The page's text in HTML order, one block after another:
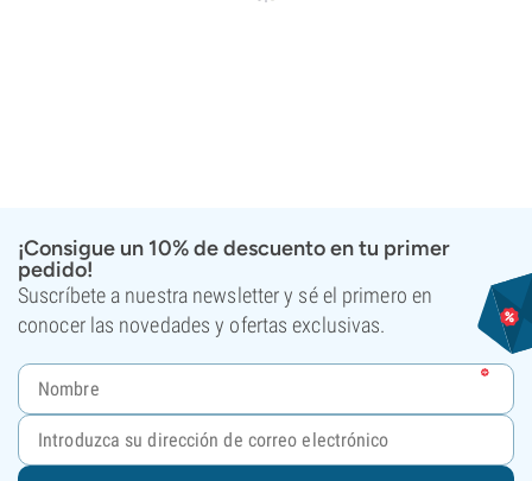
¡Consigue un 10% de descuento en tu primer
pedido!
Suscríbete a nuestra newsletter y sé el primero en
conocer las novedades y ofertas exclusivas.